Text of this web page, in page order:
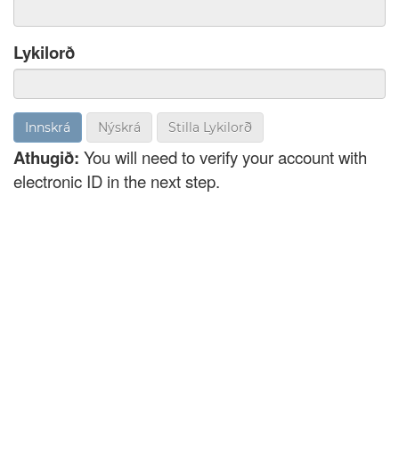
Lykilorð
Nýskrá Stilla Lykilorð
Athugið: You will need to verify your account with
electronic ID in the next step.